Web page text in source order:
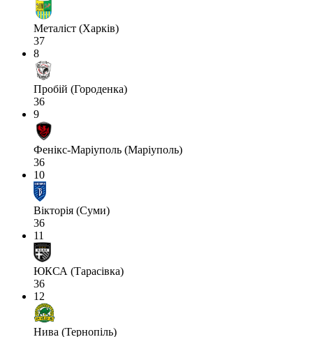
Металіст (Харків)
37
8
Пробій (Городенка)
36
9
Фенікс-Маріуполь (Маріуполь)
36
10
Вікторія (Суми)
36
11
ЮКСА (Тарасівка)
36
12
Нива (Тернопіль)